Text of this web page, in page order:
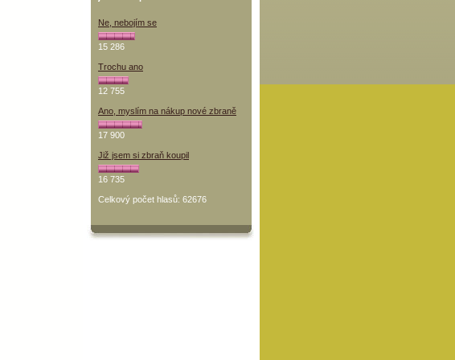
Ne, nebojím se
15 286
Trochu ano
12 755
Ano, myslím na nákup nové zbraně
17 900
Již jsem si zbraň koupil
16 735
Celkový počet hlasů: 62676